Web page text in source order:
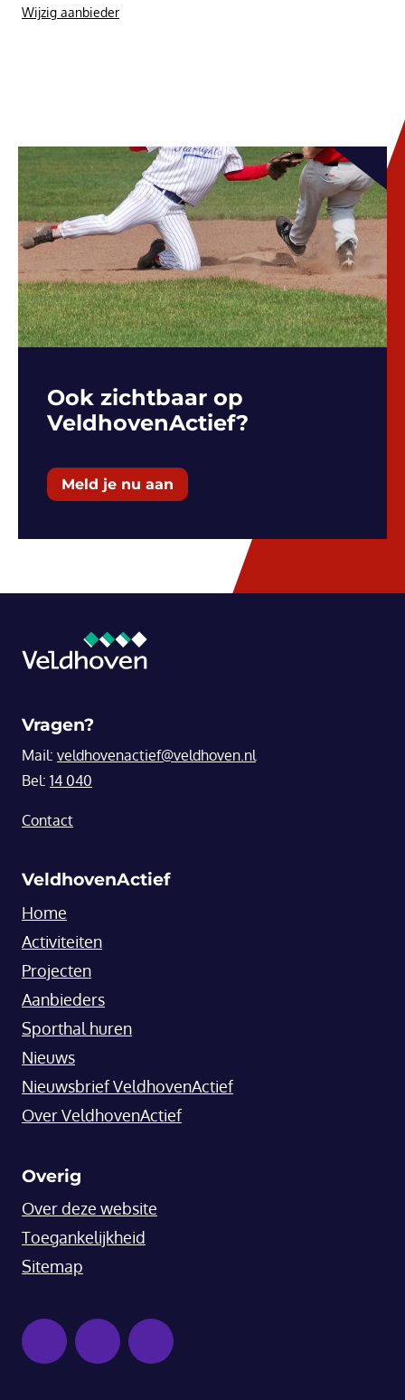
Wijzig aanbieder
Ook zichtbaar op
VeldhovenActief?
Meld je nu aan
Vragen?
Mail: veldhovenactief@veldhoven.nl
Bel: 14 040
Contact
VeldhovenActief
Home
Activiteiten
Projecten
Aanbieders
Sporthal huren
Nieuws
Nieuwsbrief VeldhovenActief
Over VeldhovenActief
Overig
Over deze website
Toegankelijkheid
Sitemap